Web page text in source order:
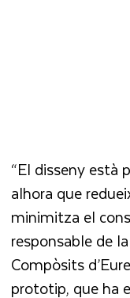
“El disseny està
alhora que
minimitza el
responsable de
Compòsits
prototip, que ha